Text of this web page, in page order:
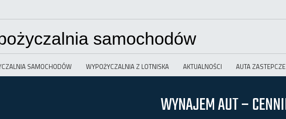
samochodów
SAMOCHODÓW WYPOŻYCZALNIA Z LOTNISKA AKTUALNOŚCI AUTA ZASTEPCZE
WYNAJEM AUT –